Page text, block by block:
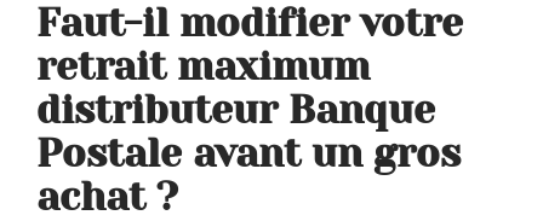
Faut-il modifier votre
retrait maximum
distributeur Banque
Postale avant un gros
achat ?